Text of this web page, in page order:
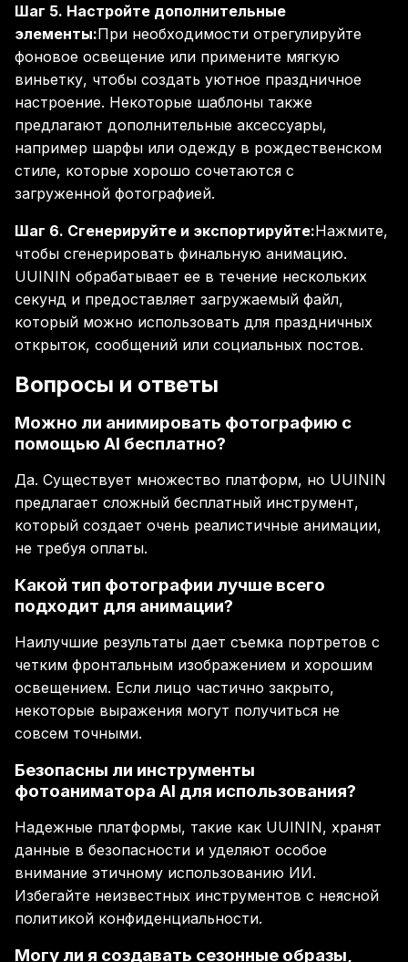
Шаг 5. Настройте дополнительные
элементы:При необходимости отрегулируйте
фоновое освещение или примените мягкую
виньетку, чтобы создать уютное праздничное
настроение. Некоторые шаблоны также
предлагают дополнительные аксессуары,
например шарфы или одежду в рождественском
стиле, которые хорошо сочетаются с
загруженной фотографией.
Шаг 6. Сгенерируйте и экспортируйте:Нажмите,
чтобы сгенерировать финальную анимацию.
UUININ обрабатывает ее в течение нескольких
секунд и предоставляет загружаемый файл,
который можно использовать для праздничных
открыток, сообщений или социальных постов.
Вопросы и ответы
Можно ли анимировать фотографию с
помощью AI бесплатно?
Да. Существует множество платформ, но UUININ
предлагает сложный бесплатный инструмент,
который создает очень реалистичные анимации,
не требуя оплаты.
Какой тип фотографии лучше всего
подходит для анимации?
Наилучшие результаты дает съемка портретов с
четким фронтальным изображением и хорошим
освещением. Если лицо частично закрыто,
некоторые выражения могут получиться не
совсем точными.
Безопасны ли инструменты
фотоаниматора AI для использования?
Надежные платформы, такие как UUININ, хранят
данные в безопасности и уделяют особое
внимание этичному использованию ИИ.
Избегайте неизвестных инструментов с неясной
политикой конфиденциальности.
Могу ли я создавать сезонные образы,